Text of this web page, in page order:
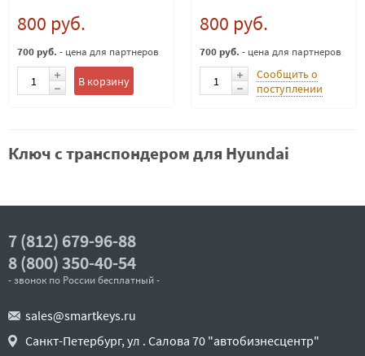
800 руб.
700 руб. - цена для партнеров
В корзину
800 руб.
700 руб. - цена для партнеров
Сообщить о
поступлении
Ключ с транспондером для Hyundai
7 (812) 679-96-88
8 (800) 350-40-54
- звонок по России бесплатный -
sales@smartkeys.ru
Санкт-Петербург, ул . Салова 70 "автобизнесцентр"